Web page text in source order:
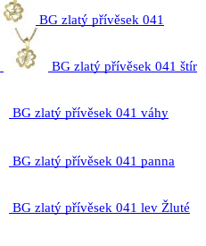
BG zlatý přívěsek 041
BG zlatý přívěsek 041 štír
BG zlatý přívěsek 041 váhy
BG zlatý přívěsek 041 panna
BG zlatý přívěsek 041 lev Žluté